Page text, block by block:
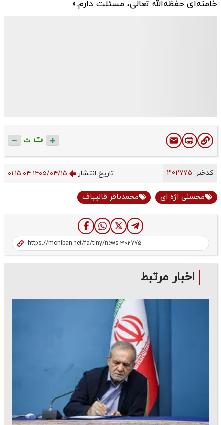
خامنه‌ای حفظه‌الله تعالی، مسئلت دارم.»
ت ت
کدخبر: تاریخ انتشار ۱۴۰۵/۰۴/۱۵ ۰۱:۱۵:۰۴
محسنی اژه ای محمدباقر قالیباف
اخبار مرتبط